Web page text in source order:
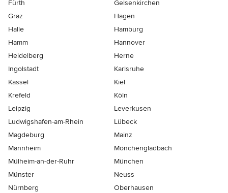
Fürth
Gelsenkirchen
Graz
Hagen
Halle
Hamburg
Hamm
Hannover
Heidelberg
Herne
Ingolstadt
Karlsruhe
Kassel
Kiel
Krefeld
Köln
Leipzig
Leverkusen
Ludwigshafen-am-Rhein
Lübeck
Magdeburg
Mainz
Mannheim
Mönchen­gladbach
Mülheim-an-der-Ruhr
München
Münster
Neuss
Nürnberg
Oberhausen